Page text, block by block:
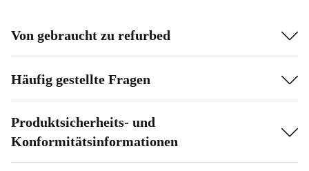
Von gebraucht zu refurbed
Häufig gestellte Fragen
Produktsicherheits- und
Konformitätsinformationen